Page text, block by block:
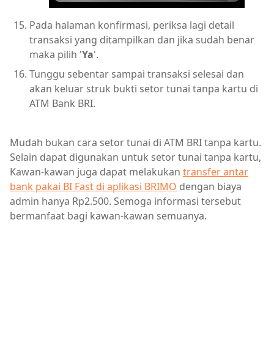
Pada halaman konfirmasi, periksa lagi detail
transaksi yang ditampilkan dan jika sudah benar
maka pilih 'Ya'.
Tunggu sebentar sampai transaksi selesai dan
akan keluar struk bukti setor tunai tanpa kartu di
ATM Bank BRI.
Mudah bukan cara setor tunai di ATM BRI tanpa kartu.
Selain dapat digunakan untuk setor tunai tanpa kartu,
Kawan-kawan juga dapat melakukan transfer antar
bank pakai BI Fast di aplikasi BRIMO dengan biaya
admin hanya Rp2.500. Semoga informasi tersebut
bermanfaat bagi kawan-kawan semuanya.